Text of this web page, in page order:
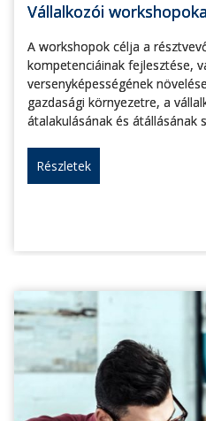
Vállalkozói
A workshopok célja a
kompetenciáinak fejlesztése,
versenyképességének
gazdasági környezetre, a
átalakulásának és átállásának
Részletek